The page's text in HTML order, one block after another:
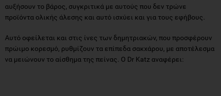
αυξήσουν το βάρος, συγκριτικά με αυτούς που δεν τρώνε
προϊόντα ολικής άλεσης και αυτό ισχύει και για τους εφήβους.
Αυτό οφείλεται και στις ίνες των δημητριακών, που προσφέρουν
πρώιμο κορεσμό, ρυθμίζουν τα επίπεδα σακχάρου, με αποτέλεσμα
να μειώνουν το αίσθημα της πείνας. Ο Dr Katz αναφέρει: